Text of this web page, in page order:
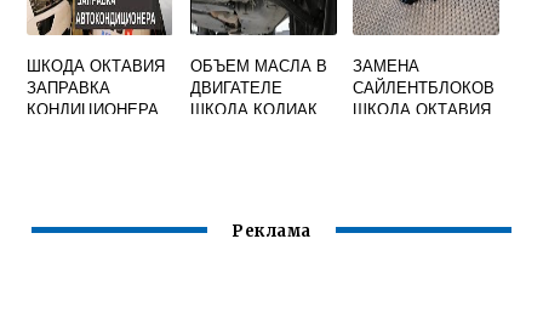
ШКОДА ОКТАВИЯ
ЗАПРАВКА
КОНДИЦИОНЕРА
ОБЪЕМ МАСЛА В
ДВИГАТЕЛЕ
ШКОДА КОДИАК
ЗАМЕНА
САЙЛЕНТБЛОКОВ
ШКОДА ОКТАВИЯ
Реклама